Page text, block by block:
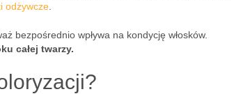
odżywcze
bezpośrednio wpływa na kondycję włosków.
całej twarzy.